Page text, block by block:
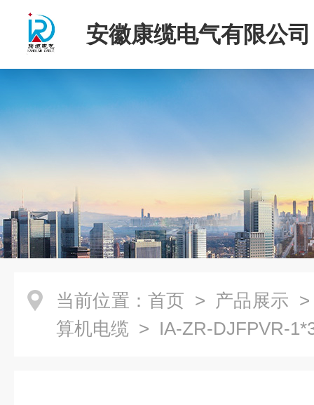
安徽康缆电气有限公司
当前位置： 首页 > 产品展示
算机电缆 > IA-ZR-DJFPVR-